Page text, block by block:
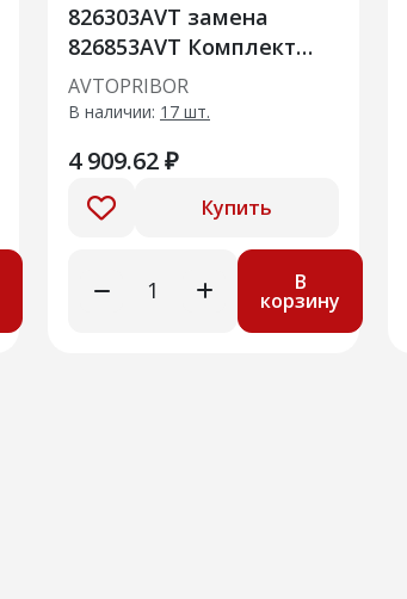
826303AVT замена
826853AVT Комплект
сцепления Lada Largus
16кл. (без подшипника)
AVTOPRIBOR
В наличии: 17 шт.
4 909.62 ₽
Купить
В
корзину